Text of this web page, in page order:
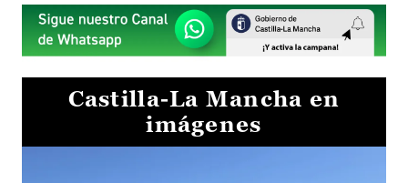
Castilla-La Mancha en
imágenes